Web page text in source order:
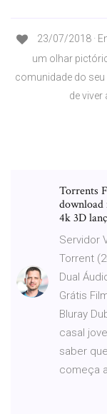
23/07/2018 ·
um olhar
comunidade do
de viver
Torrents
download
4k 3D
Servidor
Torrent
Dual
Grátis
Bluray
casal
saber
começa